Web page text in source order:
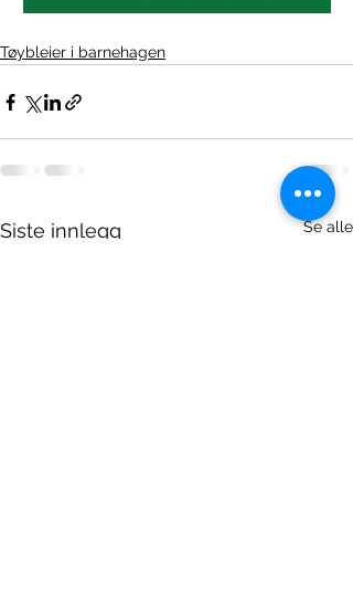
Tøybleier i barnehagen
Siste innlegg Se alle